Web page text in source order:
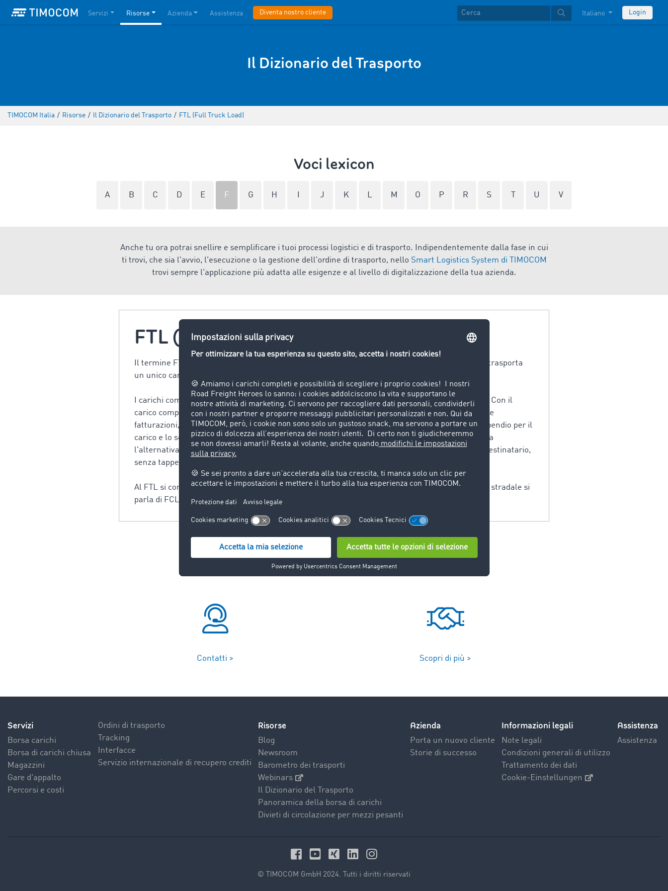
Servizi Risorse Azienda Assistenza Diventa nostro cliente Italiano Login
Il Dizionario del Trasporto
TIMOCOM Italia / Risorse / Il Dizionario del Trasporto / FTL (Full Truck Load)
Voci lexicon
A B C D E F G H J K L M O P R S U V
Anche tu ora potrai snellire e semplificare i tuoi processi logistici e di trasporto. Indipendentemente dalla fase in cui
ti trovi, che sia l'avvio, l'esecuzione o la gestione dell'ordine di trasporto, nello Smart Logistics System di TIMOCOM
trovi sempre l'applicazione più adatta alle esigenze e al livello di digitalizzazione della tua azienda.
FTL (Full Truck Load)
Il termine FTL (Full Truck Load), in italiano carico completo, indica un trasporto in cui il camion trasporta
un unico carico ed è pieno. In italiano, carico completo.
I carichi completi sono vantaggiosi per gli autisti, per le aziende di trasporto e per i committenti. Con il
carico completo l'azienda di trasporto evita dispendi maggiori di tempo e di denaro per notifiche e
fatturazioni, nonché inutili attese nei luoghi di carico e scarico. Per il conducente si riduce il dispendio per il
carico e lo scarico, e per il fissaggio del carico. Per il committente, il carico completo rappresenta
l'alternativa più veloce per trasportare o far trasportare la merce direttamente dal mittente al destinatario,
senza tappe intermedie.
Al FTL si contrappone il carico parziale, anche definito LTL (Less Than Truckload). Nel trasporto stradale si
parla di FCL (Full Container Load), mentre nel trasporto ferroviario di carro completo.
Contatti > Scopri di più >
Servizi
Borsa carichi
Borsa di carichi chiusa
Magazzini
Gare d'appalto
Percorsi e costi
Ordini di trasporto
Tracking
Interfacce
Servizio internazionale di recupero crediti
Risorse
Blog
Newsroom
Barometro dei trasporti
Webinars
Il Dizionario del Trasporto
Panoramica della borsa di carichi
Divieti di circolazione per mezzi pesanti
Azienda
Porta un nuovo cliente
Storie di successo
Informazioni legali
Note legali
Condizioni generali di utilizzo
Trattamento dei dati
Cookie-Einstellungen
Assistenza
Assistenza
© TIMOCOM GmbH 2024. Tutti i diritti riservati